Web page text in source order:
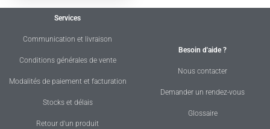
Services
Communication et livraison
Conditions générales de vente
Modalités de paiement et facturation
Stocks et délais
Retour d'un produit
Besoin d'aide ?
Nous contacter
Demander un rendez-vous
Glossaire